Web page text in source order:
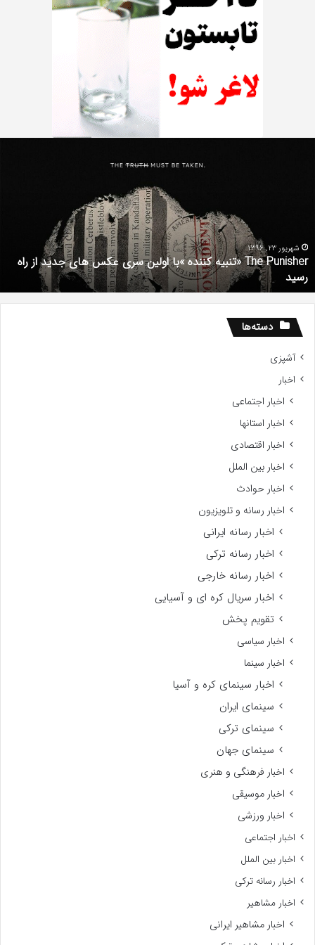
Gifted
2017شهریور 1, 1396
دانلود رایگان دوبله فارسی فیلم با استعداد Gifted 2017
دسته‌ها
آشپزی
اخبار
اخبار اجتماعی
اخبار استانها
اخبار اقتصادی
اخبار بین الملل
اخبار حوادث
اخبار رسانه و تلویزیون
اخبار رسانه ایرانی
اخبار رسانه ترکی
اخبار رسانه خارجی
اخبار سریال کره ای و آسیایی
تقویم پخش
اخبار سیاسی
اخبار سینما
اخبار سینمای کره و آسیا
سینمای ایران
سینمای ترکی
سینمای جهان
اخبار فرهنگی و هنری
اخبار موسیقی
اخبار ورزشی
اخبار اجتماعی
اخبار بین الملل
اخبار رسانه ترکی
اخبار مشاهیر
اخبار مشاهیر ایرانی